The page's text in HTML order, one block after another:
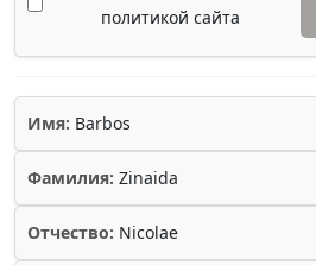
политикой сайта
Имя: Barbos
Фамилия: Zinaida
Отчество: Nicolae